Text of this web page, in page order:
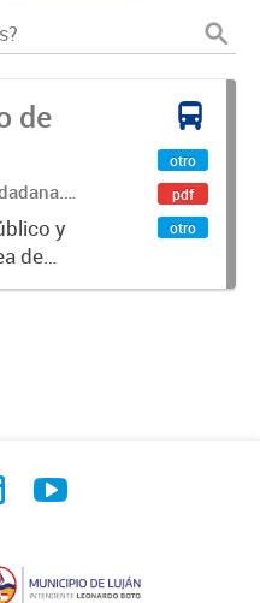
de
y
de
otro
pdf
otro